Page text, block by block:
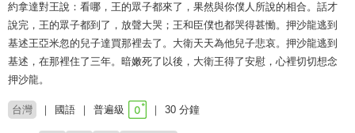
約拿達對王說：看哪，王的眾子都來了，果然與你僕人所說的相合。話才
說完，王的眾子都到了，放聲大哭；王和臣僕也都哭得甚慟。押沙龍逃到
基述王亞米忽的兒子達買那裡去了。大衛天天為他兒子悲哀。押沙龍逃到
基述，在那裡住了三年。暗嫩死了以後，大衛王得了安慰，心裡切切想念
押沙龍。
台灣 國語 普遍級 30 分鐘